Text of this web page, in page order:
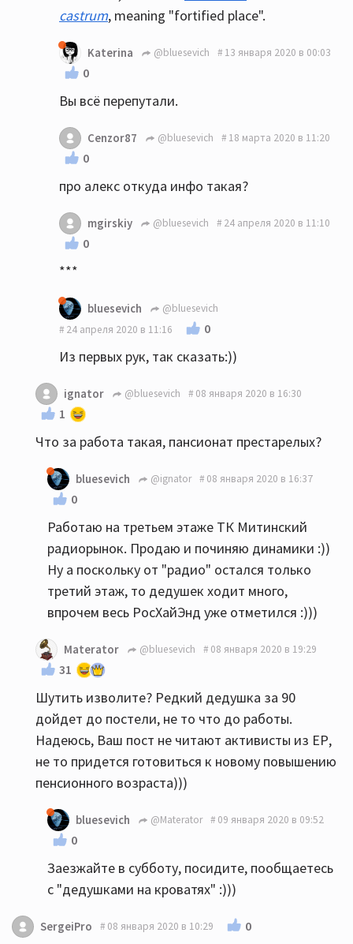
castrum, meaning "fortified place".
Katerina @bluesevich 13 января 2020 в 00:03
0
Вы всё перепутали.
Cenzor87 @bluesevich 18 марта 2020 в 11:20
0
про алекс откуда инфо такая?
mgirskiy @bluesevich 24 апреля 2020 в 11:10
0
***
bluesevich
@bluesevich
24 апреля 2020 в 11:16
0
Из первых рук, так сказать:))
ignator @bluesevich 08 января 2020 в 16:30
1
Что за работа такая, пансионат престарелых?
bluesevich @ignator 08 января 2020 в 16:37
0
Работаю на третьем этаже ТК Митинский
радиорынок. Продаю и починяю динамики :))
Ну а поскольку от "радио" остался только
третий этаж, то дедушек ходит много,
впрочем весь РосХайЭнд уже отметился :)))
Materator @bluesevich 08 января 2020 в 19:29
31
Шутить изволите? Редкий дедушка за 90
дойдет до постели, не то что до работы.
Надеюсь, Ваш пост не читают активисты из ЕР,
не то придется готовиться к новому повышению
пенсионного возраста)))
bluesevich @Materator 09 января 2020 в 09:52
0
Заезжайте в субботу, посидите, пообщаетесь
с "дедушками на кроватях" :)))
SergeiPro 08 января 2020 в 10:29 0